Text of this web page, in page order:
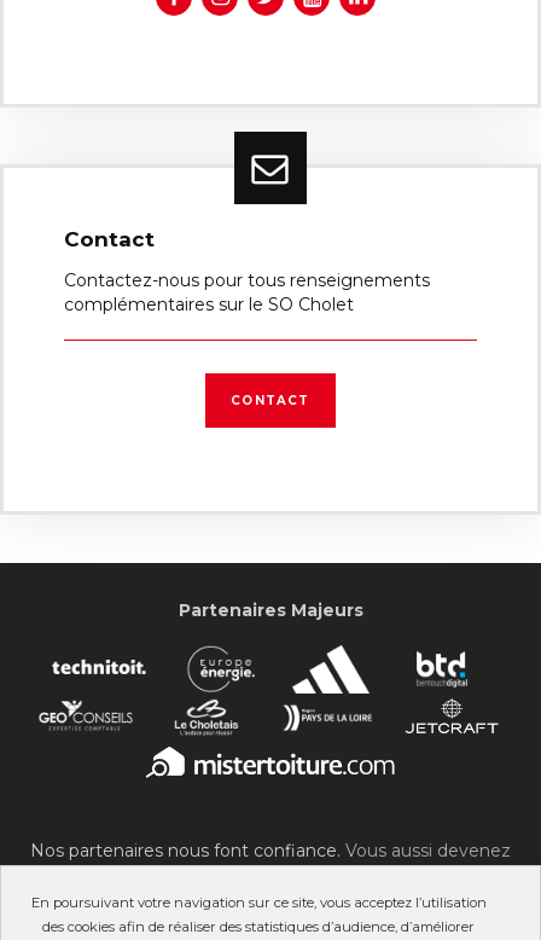
En poursuivant votre navigation sur ce site, vous acceptez l’utilisation
des cookies afin de réaliser des statistiques d’audience, d’améliorer
Contact
Contactez-nous pour tous renseignements
complémentaires sur le SO Cholet
CONTACT
Partenaires Majeurs
Nos partenaires nous font confiance. Vous aussi devenez